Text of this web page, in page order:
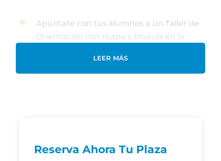
Reserva Ahora Tu Plaza
Apúntate con tus alumnos a un Taller de
Orientación con mapa y brújula en la
deporte en la naturaleza.
LEER MÁS